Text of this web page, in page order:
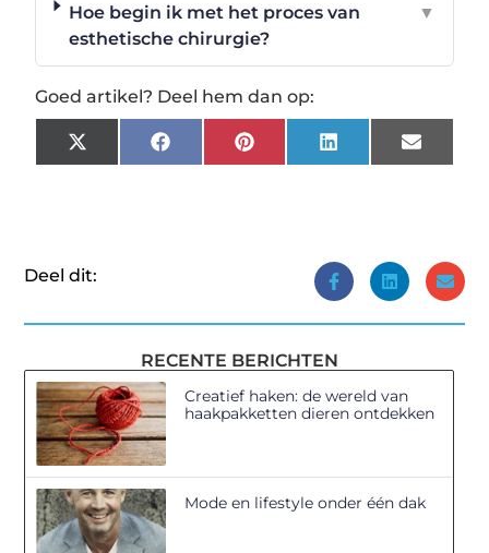
Hoe begin ik met het proces van
esthetische chirurgie?
▼
Goed artikel? Deel hem dan op:
X
(Twitter)
FacebookPinterestLinkedInEmail
Deel dit:
RECENTE BERICHTEN
Creatief haken: de wereld van
haakpakketten dieren ontdekken
Mode en lifestyle onder één dak